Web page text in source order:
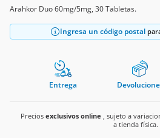
Arahkor Duo 60mg/5mg, 30 Tabletas.
Ingresa un código postal
Entrega
Precios exclusivos online , sujeto a
a tienda física.